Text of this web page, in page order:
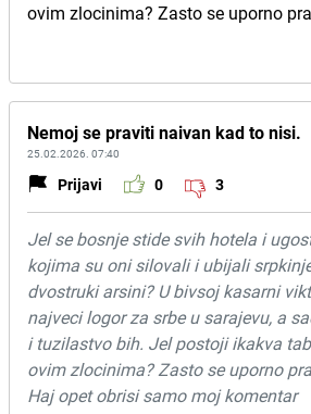
ovim zlocinima? Zasto se uporno
Nemoj se praviti naivan kad to nisi.
25.02.2026. 07:40
Prijavi 0 3
Jel se bosnje stide svih hotela i
kojima su oni silovali i ubijali
dvostruki arsini? U bivsoj kasarni
najveci logor za srbe u sarajevu, a
i tuzilastvo bih. Jel postoji ikakva
ovim zlocinima? Zasto se uporno
Haj opet obrisi samo moj komentar